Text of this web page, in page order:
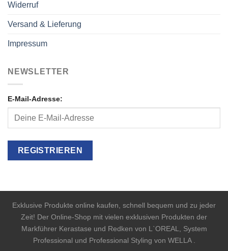
Widerruf
Versand & Lieferung
Impressum
NEWSLETTER
E-Mail-Adresse:
Exklusive Produkte online kaufen, schnell bequem und zu jeder
Zeit! Der Online-Shop mit vielen exklusiven Produkten der
Markführer Kerastase und Redken von L`OREAL, System
Professional und Professional Styling von WELLA .